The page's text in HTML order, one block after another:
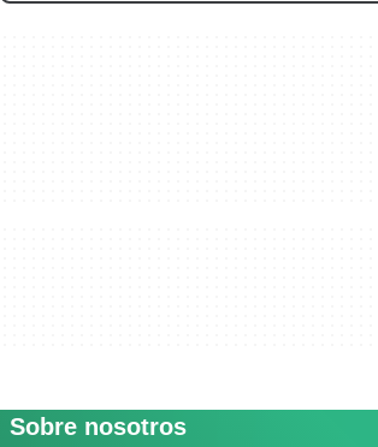
Sobre nosotros